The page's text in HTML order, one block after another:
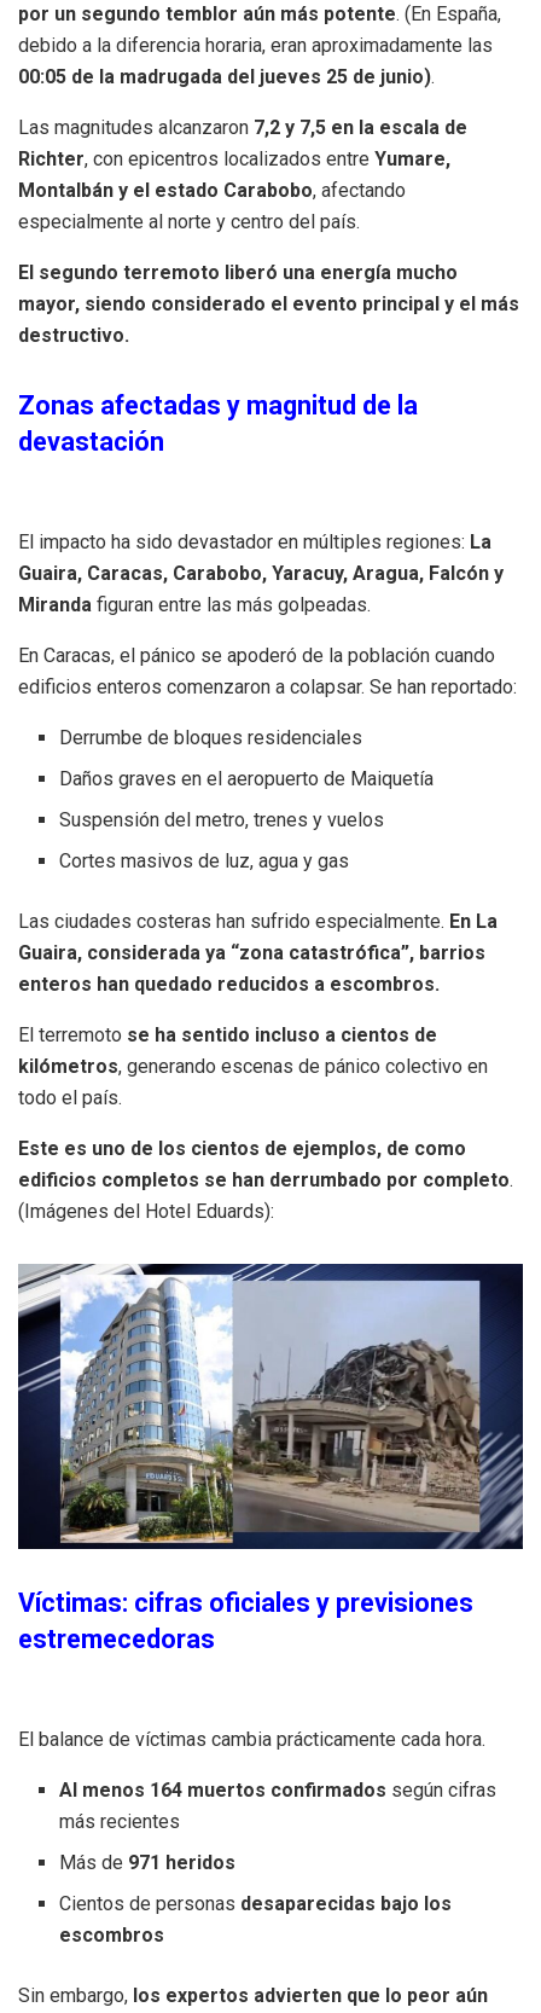
por un segundo temblor aún más potente. (En España,
debido a la diferencia horaria, eran aproximadamente las
00:05 de la madrugada del jueves 25 de junio).
Las magnitudes alcanzaron 7,2 y 7,5 en la escala de
Richter, con epicentros localizados entre Yumare,
Montalbán y el estado Carabobo, afectando
especialmente al norte y centro del país.
El segundo terremoto liberó una energía mucho
mayor, siendo considerado el evento principal y el más
destructivo.
Zonas afectadas y magnitud de la
devastación
El impacto ha sido devastador en múltiples regiones: La
Guaira, Caracas, Carabobo, Yaracuy, Aragua, Falcón y
Miranda figuran entre las más golpeadas.
En Caracas, el pánico se apoderó de la población cuando
edificios enteros comenzaron a colapsar. Se han reportado:
Derrumbe de bloques residenciales
Daños graves en el aeropuerto de Maiquetía
Suspensión del metro, trenes y vuelos
Cortes masivos de luz, agua y gas
Las ciudades costeras han sufrido especialmente. En La
Guaira, considerada ya “zona catastrófica”, barrios
enteros han quedado reducidos a escombros.
El terremoto se ha sentido incluso a cientos de
kilómetros, generando escenas de pánico colectivo en
todo el país.
Este es uno de los cientos de ejemplos, de como
edificios completos se han derrumbado por completo.
(Imágenes del Hotel Eduards):
Víctimas: cifras oficiales y previsiones
estremecedoras
El balance de víctimas cambia prácticamente cada hora.
Al menos 164 muertos confirmados según cifras
más recientes
Más de 971 heridos
Cientos de personas desaparecidas bajo los
escombros
Sin embargo, los expertos advierten que lo peor aún